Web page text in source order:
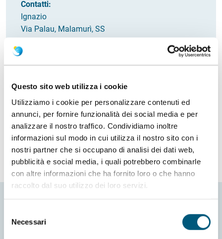
Questo sito web utilizza i cookie
Utilizziamo i cookie per personalizzare contenuti ed
annunci, per fornire funzionalità dei social media e per
analizzare il nostro traffico. Condividiamo inoltre
informazioni sul modo in cui utilizza il nostro sito con i
nostri partner che si occupano di analisi dei dati web,
pubblicità e social media, i quali potrebbero combinarle
con altre informazioni che ha fornito loro o che hanno
raccolto dal suo utilizzo dei loro servizi.
delNecessari
Contatti:
Ignazio
Via Palau, Malamurì, SS
Italia
Email
Richiedi info